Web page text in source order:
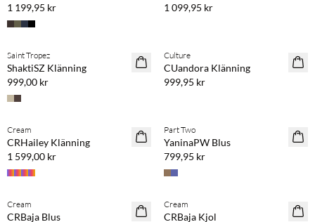
1 199,95 kr
1 099,95 kr
NYHET
Köp min. 2 & spara 20 %
Saint Tropez
ShaktiSZ Klänning
999,00 kr
NYHET
Culture
CUandora Klänning
999,95 kr
NYHET
Köp min. 2 & spara 20 %
Cream
CRHailey Klänning
1 599,00 kr
NYHET
Part Two
YaninaPW Blus
799,95 kr
NYHET
Köp min. 2 & spara 20 %
Cream
CRBaja Blus
NYHET
Köp min. 2 & spara 20 %
Cream
CRBaja Kjol